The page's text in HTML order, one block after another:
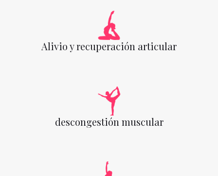
Alivio y recuperación articular
descongestión muscular